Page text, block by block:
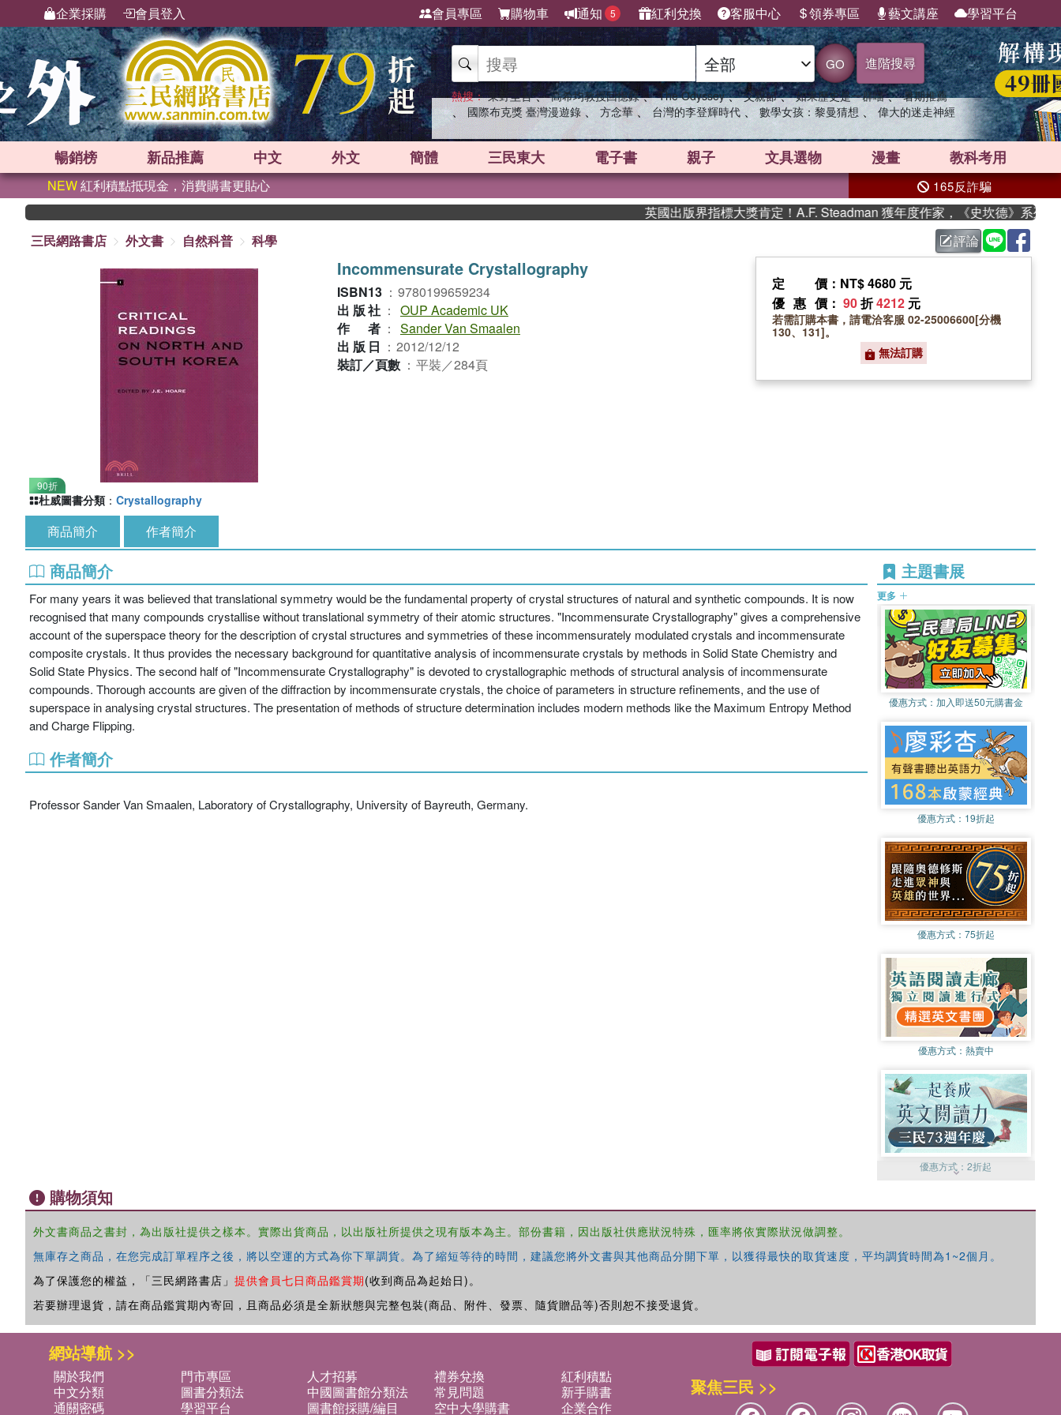
企業採購 會員登入 會員專區 購物車 通知 5 紅利兌換 客服中心 領券專區 藝文講座 學習平台
GO 進階搜尋
熱搜： 東野圭吾 、 高希均教授回憶錄 、 The Odyssey 、 父親節 、 如果歷史是一群喵 、 暑期推薦
、 國際布克獎 臺灣漫遊錄 、 方念華 、 台灣的李登輝時代 、 數學女孩：黎曼猜想 、 偉大的迷走神經
暢銷榜 新品推薦 中文 外文 簡體 三民東大 電子書 親子 文具選物 漫畫 教科考用
NEW紅利積點抵現金，消費購書更貼心 165反詐騙
英國出版界指標大獎肯定！A.F. Steadman 獲年度作家，《史坎德》系列帶你踏
三民網路書店
外文書 自然科普 科學 評論
90折
Incommensurate Crystallography
ISBN13 ： 9780199659234
出版社 ： OUP Academic UK
作者 ： Sander Van Smaalen
出版日 ： 2012/12/12
裝訂／頁數 ： 平裝／284頁
定價 ：NT$ 4680 元
優惠價 ： 90折4212 元
若需訂購本書，請電洽客服 02-25006600[分機
130、131]。
無法訂購
杜威圖書分類 ： Crystallography
商品簡介 作者簡介
商品簡介
For many years it was believed that translational symmetry would be the fundamental property of crystal structures of natural and synthetic compounds. It is now
recognised that many compounds crystallise without translational symmetry of their atomic structures. "Incommensurate Crystallography" gives a comprehensive
account of the superspace theory for the description of crystal structures and symmetries of these incommensurately modulated crystals and incommensurate
composite crystals. It thus provides the necessary background for quantitative analysis of incommensurate crystals by methods in Solid State Chemistry and
Solid State Physics. The second half of "Incommensurate Crystallography" is devoted to crystallographic methods of structural analysis of incommensurate
compounds. Thorough accounts are given of the diffraction by incommensurate crystals, the choice of parameters in structure refinements, and the use of
superspace in analysing crystal structures. The presentation of methods of structure determination includes modern methods like the Maximum Entropy Method
and Charge Flipping.
作者簡介
Professor Sander Van Smaalen, Laboratory of Crystallography, University of Bayreuth, Germany.
主題書展
更多
優惠方式： 加入即送50元購書金
優惠方式： 19折起
優惠方式： 75折起
優惠方式： 熱賣中
優惠方式：2折起
購物須知
外文書商品之書封，為出版社提供之樣本。實際出貨商品，以出版社所提供之現有版本為主。部份書籍，因出版社供應狀況特殊，匯率將依實際狀況做調整。
無庫存之商品，在您完成訂單程序之後，將以空運的方式為你下單調貨。為了縮短等待的時間，建議您將外文書與其他商品分開下單，以獲得最快的取貨速度，平均調貨時間為1~2個月。
為了保護您的權益，「三民網路書店」 提供會員七日商品鑑賞期(收到商品為起始日)。
若要辦理退貨，請在商品鑑賞期內寄回，且商品必須是全新狀態與完整包裝(商品、附件、發票、隨貨贈品等)否則恕不接受退貨。
網站導航 >>
關於我們 門市專區 人才招募 禮券兌換
紅利積點
中文分類
圖書分類法 中國圖書館分類法 常見問題
新手購書
通關密碼
學習平台 圖書館採購/編目 空中大學購書
企業合作
聚焦三民 >>